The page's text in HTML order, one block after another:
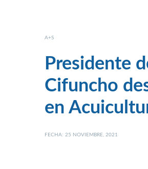
A+S
Presidente
Cifuncho
en
FECHA: 25 NOVIEMBRE, 2021